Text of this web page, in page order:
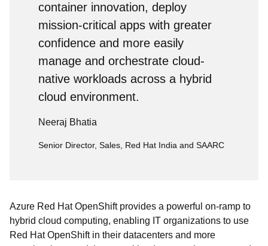
container innovation, deploy
mission-critical apps with greater
confidence and more easily
manage and orchestrate cloud-
native workloads across a hybrid
cloud environment.
Neeraj Bhatia
Senior Director, Sales, Red Hat India and SAARC
Azure Red Hat OpenShift provides a powerful on-ramp to
hybrid cloud computing, enabling IT organizations to use
Red Hat OpenShift in their datacenters and more